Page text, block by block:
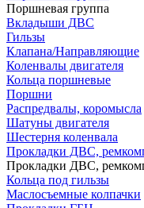
Поршневая группа
Вкладыши ДВС
Гильзы
Клапана/Направляющие
Коленвалы двигателя
Кольца поршневые
Поршни
Распредвалы, коромысла
Шатуны двигателя
Шестерня коленвала
Прокладки ДВС,
Прокладки ДВС,
Кольца под гильзы
Маслосъемные колпачки